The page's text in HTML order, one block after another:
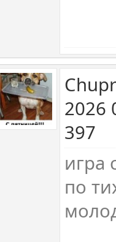
2026
397
игра
по